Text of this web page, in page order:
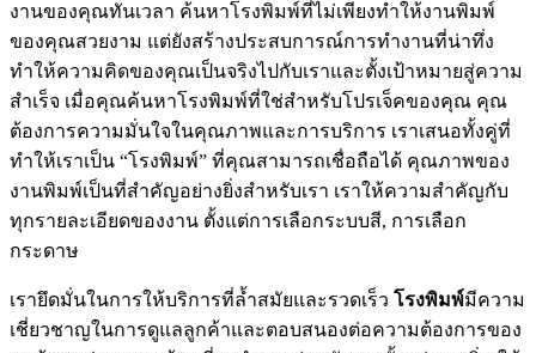
งานของคุณทันเวลา ค้นหาโรงพิมพ์ที่ไม่เพียงทำให้งานพิมพ์
ของคุณสวยงาม แต่ยังสร้างประสบการณ์การทำงานที่น่าทึ่ง
ทำให้ความคิดของคุณเป็นจริงไปกับเราและตั้งเป้าหมายสู่ความ
สำเร็จ เมื่อคุณค้นหาโรงพิมพ์ที่ใช่สำหรับโปรเจ็คของคุณ คุณ
ต้องการความมั่นใจในคุณภาพและการบริการ เราเสนอทั้งคู่ที่
ทำให้เราเป็น “โรงพิมพ์” ที่คุณสามารถเชื่อถือได้ คุณภาพของ
งานพิมพ์เป็นที่สำคัญอย่างยิ่งสำหรับเรา เราให้ความสำคัญกับ
ทุกรายละเอียดของงาน ตั้งแต่การเลือกระบบสี, การเลือก
กระดาษ
เรายึดมั่นในการให้บริการที่ล้ำสมัยและรวดเร็ว โรงพิมพ์มีความ
เชี่ยวชาญในการดูแลลูกค้าและตอบสนองต่อความต้องการของ